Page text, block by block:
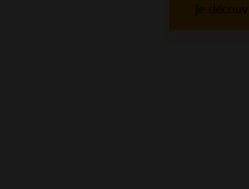
Je